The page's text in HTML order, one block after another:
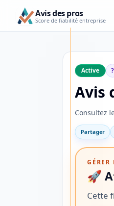
Avis des pros
Score de fiabilité entreprise
Active ?
Avis
Consultez
Partager
🚀
Cette
DES
PROS
💳
une
aux